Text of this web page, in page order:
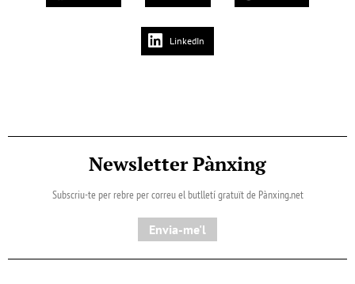
LinkedIn
Newsletter Pànxing
Subscriu-te per rebre per correu el butlletí gratuït de Pànxing.net​
Envia-me'l